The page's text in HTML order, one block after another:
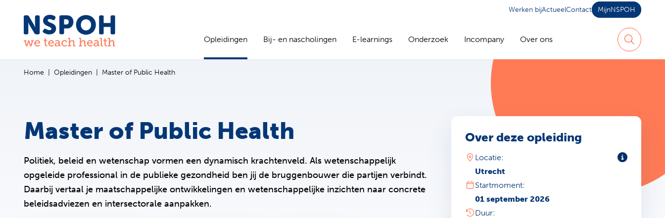
Ga naar de inhoud
Werken bijActueelContact MijnNSPOH
Opleidingen Bij- en nascholingen E-learnings Onderzoek Incompany Over ons
Zoeken
Home Opleidingen Master of Public Health
Master of Public Health Over deze opleiding
Locatie:
Utrecht
Startmoment:
01 september 2026
Duur:
Politiek, beleid en wetenschap vormen een dynamisch krachtenveld. Als wetenschappelijk
opgeleide professional in de publieke gezondheid ben jij de bruggenbouwer die partijen verbindt.
Daarbij vertaal je maatschappelijke ontwikkelingen en wetenschappelijke inzichten naar concrete
beleidsadviezen en intersectorale aanpakken.